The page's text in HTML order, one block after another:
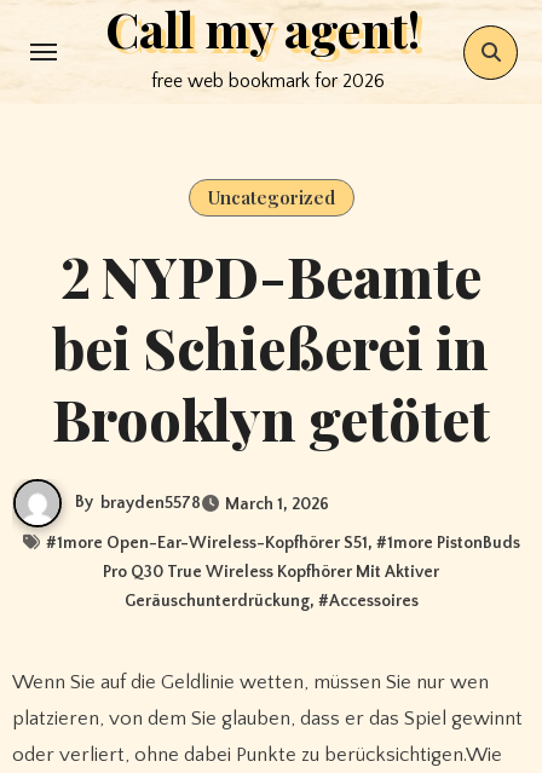
to
Call my agent!
free web bookmark for 2026
Uncategorized
2 NYPD-Beamte
bei Schießerei in
Brooklyn getötet
By brayden5578 March 1, 2026
#1more Open-Ear-Wireless-Kopfhörer S51, #1more PistonBuds
Pro Q30 True Wireless Kopfhörer Mit Aktiver
Geräuschunterdrückung, #Accessoires
Wenn Sie auf die Geldlinie wetten, müssen Sie nur wen
platzieren, von dem Sie glauben, dass er das Spiel gewinnt
oder verliert, ohne dabei Punkte zu berücksichtigen.Wie